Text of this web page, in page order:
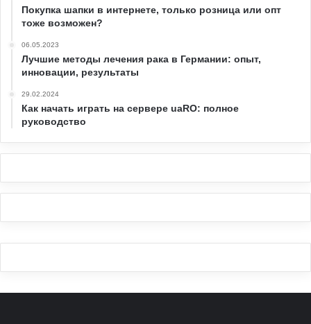
Покупка шапки в интернете, только розница или опт
тоже возможен?
06.05.2023
Лучшие методы лечения рака в Германии: опыт,
инновации, результаты
29.02.2024
Как начать играть на сервере uaRO: полное
руководство